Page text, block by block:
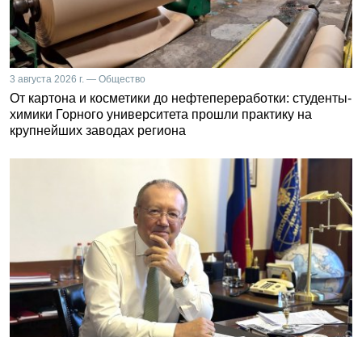
3 августа 2026 г. — Общество
От картона и косметики до нефтепереработки: студенты-
химики Горного университета прошли практику на
крупнейших заводах региона